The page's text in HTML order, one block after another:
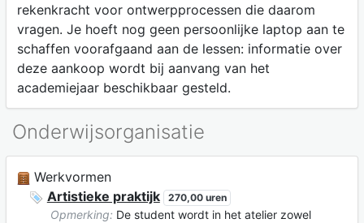
rekenkracht voor ontwerpprocessen die daarom
vragen. Je hoeft nog geen persoonlijke laptop aan te
schaffen voorafgaand aan de lessen: informatie over
deze aankoop wordt bij aanvang van het
academiejaar beschikbaar gesteld.
Onderwijsorganisatie
Werkvormen
Artistieke praktijk
270,00 uren
Opmerking: De student wordt in het atelier zowel